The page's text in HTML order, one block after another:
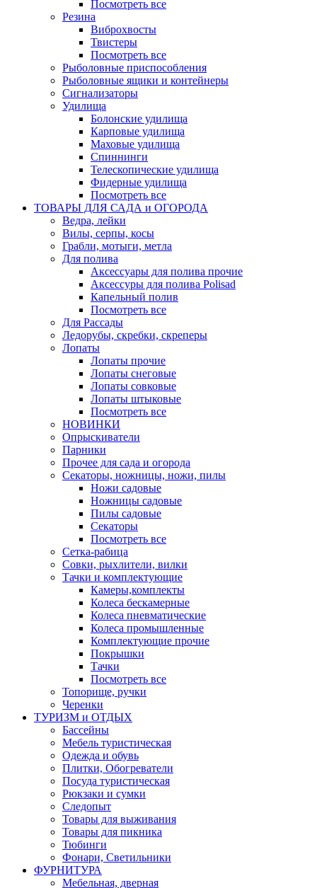
Посмотреть все
Резина
Виброхвосты
Твистеры
Посмотреть все
Рыболовные приспособления
Рыболовные ящики и контейнеры
Сигнализаторы
Удилища
Болонские удилища
Карповые удилища
Маховые удилища
Спиннинги
Телескопические удилища
Фидерные удилища
Посмотреть все
ТОВАРЫ ДЛЯ САДА и ОГОРОДА
Ведра, лейки
Вилы, серпы, косы
Грабли, мотыги, метла
Для полива
Аксессуары для полива прочие
Аксессуры для полива Polisad
Капельный полив
Посмотреть все
Для Рассады
Ледорубы, скребки, скреперы
Лопаты
Лопаты прочие
Лопаты снеговые
Лопаты совковые
Лопаты штыковые
Посмотреть все
НОВИНКИ
Опрыскиватели
Парники
Прочее для сада и огорода
Секаторы, ножницы, ножи, пилы
Ножи садовые
Ножницы садовые
Пилы садовые
Секаторы
Посмотреть все
Сетка-рабица
Совки, рыхлители, вилки
Тачки и комплектующие
Камеры,комплекты
Колеса бескамерные
Колеса пневматические
Колеса промышленные
Комплектующие прочие
Покрышки
Тачки
Посмотреть все
Топорище, ручки
Черенки
ТУРИЗМ и ОТДЫХ
Бассейны
Мебель туристическая
Одежда и обувь
Плитки, Обогреватели
Посуда туристическая
Рюкзаки и сумки
Следопыт
Товары для выживания
Товары для пикника
Тюбинги
Фонари, Светильники
ФУРНИТУРА
Мебельная, дверная